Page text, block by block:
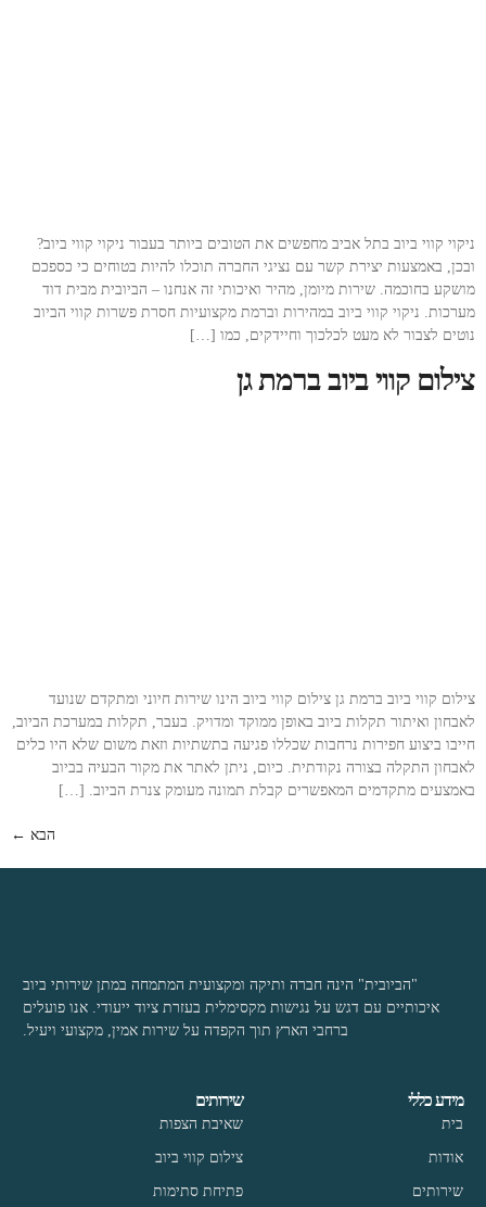
ניקוי קווי ביוב בתל אביב מחפשים את הטובים ביותר בעבור ניקוי קווי ביוב?
ובכן, באמצעות יצירת קשר עם נציגי החברה תוכלו להיות בטוחים כי כספכם
מושקע בחוכמה. שירות מיומן, מהיר ואיכותי זה אנחנו – הביובית מבית דוד
מערכות. ניקוי קווי ביוב במהירות וברמת מקצועיות חסרת פשרות קווי הביוב
נוטים לצבור לא מעט לכלכוך וחיידקים, כמו […]
צילום קווי ביוב ברמת גן
צילום קווי ביוב ברמת גן צילום קווי ביוב הינו שירות חיוני ומתקדם שנועד
לאבחון ואיתור תקלות ביוב באופן ממוקד ומדויק. בעבר, תקלות במערכת הביוב,
חייבו ביצוע חפירות נרחבות שכללו פגיעה בתשתיות וזאת משום שלא היו כלים
לאבחון התקלה בצורה נקודתית. כיום, ניתן לאתר את מקור הבעיה בביוב
באמצעים מתקדמים המאפשרים קבלת תמונה מעומק צנרת הביוב. […]
הבא ←
"הביובית" הינה חברה ותיקה ומקצועית המתמחה במתן שירותי ביוב
איכותיים עם דגש על נגישות מקסימלית בעזרת ציוד ייעודי. אנו פועלים
ברחבי הארץ תוך הקפדה על שירות אמין, מקצועי ויעיל.
מידע כללי
בית
אודות
שירותים
שירותים
שאיבת הצפות
צילום קווי ביוב
פתיחת סתימות